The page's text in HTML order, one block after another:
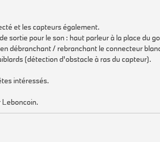
et les capteurs également.
sortie pour le son : haut parleur à la place du
débranchant / rebranchant le connecteur
(détection d'obstacle à ras du capteur).
intéressés.
Leboncoin.